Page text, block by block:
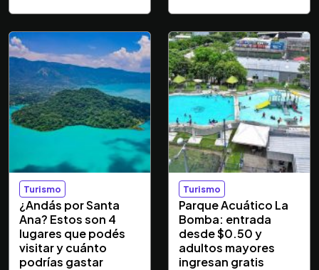
Turismo
¿Andás por Santa
Ana? Estos son 4
lugares que podés
visitar y cuánto
podrías gastar
Turismo
Parque Acuático La
Bomba: entrada
desde $0.50 y
adultos mayores
ingresan gratis